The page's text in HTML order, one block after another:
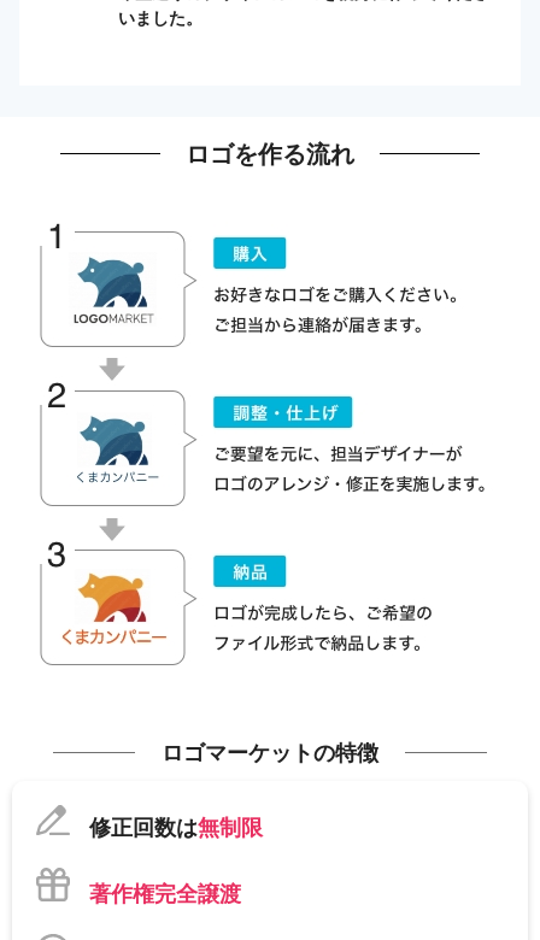
いました。
ロゴを作る流れ
ロゴマーケットの特徴
修正回数は無制限
著作権完全譲渡